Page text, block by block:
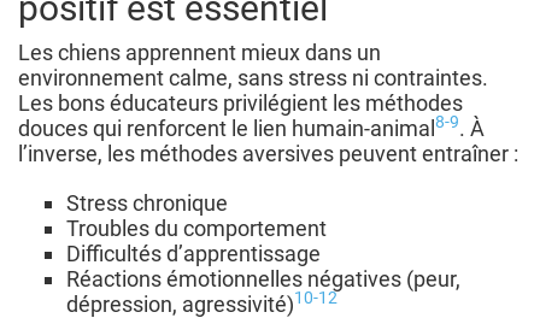
Les chiens apprennent mieux dans un
environnement calme, sans stress ni contraintes.
Les bons éducateurs privilégient les méthodes
douces qui renforcent le lien humain-animal8-9. À
l’inverse, les méthodes aversives peuvent entraîner :
Stress chronique
Troubles du comportement
Difficultés d’apprentissage
Réactions émotionnelles négatives (peur,
dépression, agressivité)10-12